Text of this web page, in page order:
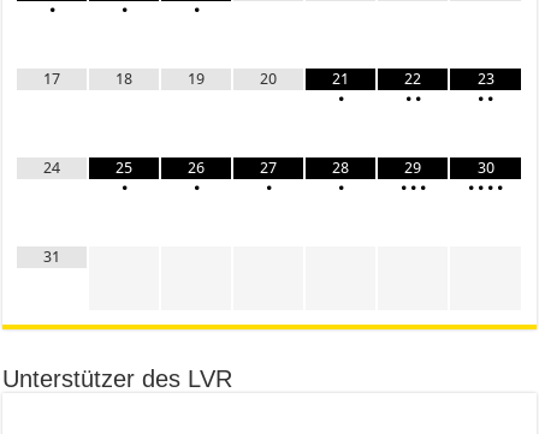
•
•
•
17 18 19 20
21
•
22
• •
23
• •
24
25
•
26
•
27
•
28
•
29
• • •
30
• • • •
31
Unterstützer des LVR